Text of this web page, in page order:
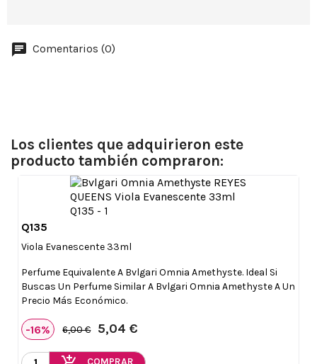
Comentarios (0)
Los clientes que adquirieron este
producto también compraron:
Q135
Viola Evanescente 33ml
Perfume Equivalente A Bvlgari Omnia Amethyste. Ideal Si
Buscas Un Perfume Similar A Bvlgari Omnia Amethyste A Un
Precio Más Económico.
-16% 6,00 € 5,04 €